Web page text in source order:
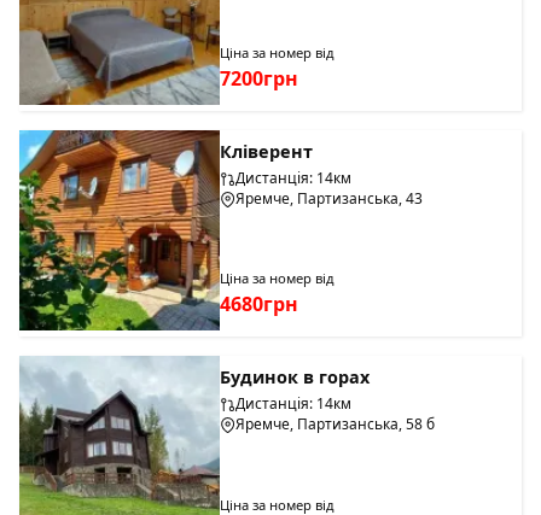
Ціна за номер від
7200грн
Кліверент
Дистанція: 14км
Яремче, Партизанська, 43
Ціна за номер від
4680грн
Будинок в горах
Дистанція: 14км
Яремче, Партизанська, 58 б
Ціна за номер від